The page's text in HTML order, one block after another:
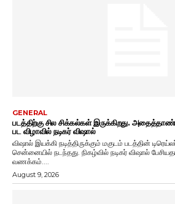
GENERAL
படத்திற்கு சில சிக்கல்கள் இருக்கிறது.
பட விழாவில் நடிகர் விஷால்
விஷால் இயக்கி நடித்திருக்கும் மகுடம் படத்தின்
சென்னையில் நடந்தது. நிகழ்வில் நடிகர் விஷால் பேசியதாவது, "அனைவருக்கும்
வணக்கம்....
August 9, 2026